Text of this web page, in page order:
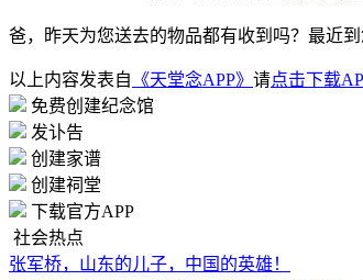
爸，昨天为您送去的物品都有收到吗？最近
以上内容发表自 《天堂念APP》 请点击下载
免费创建纪念馆
发讣告
创建家谱
创建祠堂
下载官方APP
社会热点
张军桥，山东的儿子，中国的英雄！